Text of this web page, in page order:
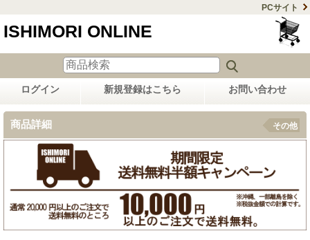
PCサイト
ISHIMORI ONLINE
ログイン 新規登録はこちら お問い合わせ
商品詳細 その他